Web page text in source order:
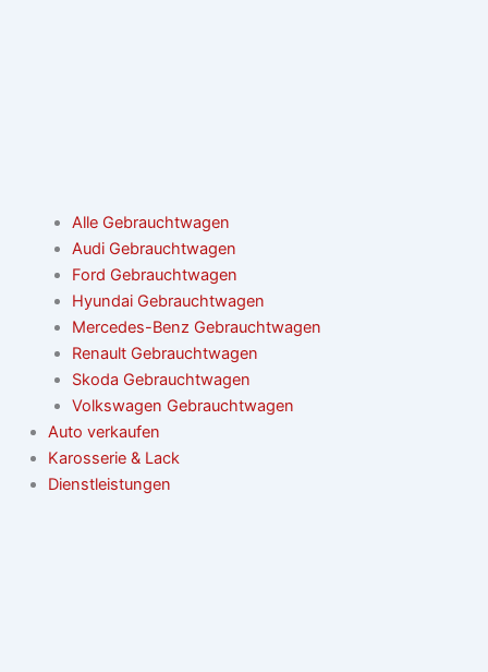
Alle Gebrauchtwagen
Audi Gebrauchtwagen
Ford Gebrauchtwagen
Hyundai Gebrauchtwagen
Mercedes-Benz Gebrauchtwagen
Renault Gebrauchtwagen
Skoda Gebrauchtwagen
Volkswagen Gebrauchtwagen
Auto verkaufen
Karosserie & Lack
Dienstleistungen